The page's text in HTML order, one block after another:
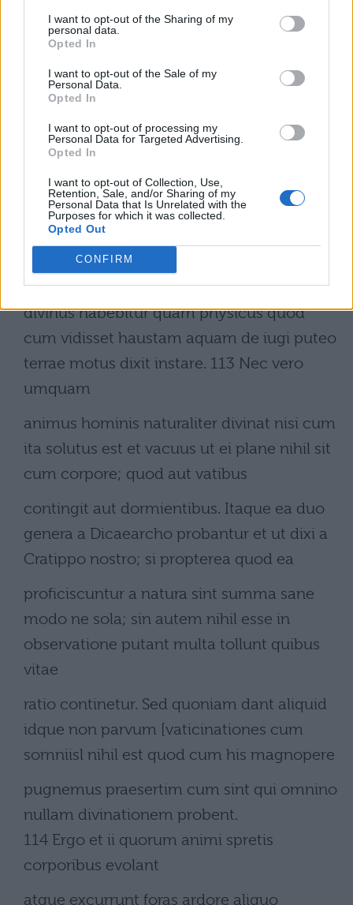
I want to opt-out of the Sharing of my
personal data.
Opted In
I want to opt-out of the Sale of my
Personal Data.
Opted In
I want to opt-out of processing my
Personal Data for Targeted Advertising.
Opted In
I want to opt-out of Collection, Use,
Retention, Sale, and/or Sharing of my
Personal Data that Is Unrelated with the
Purposes for which it was collected.
Opted Out
CONFIRM
quidem qua ab Anaximandro physico
Lacedaemonii sunt ut urbem et tecta
quod terrae motus instaret tum cum et
corruit et e monte Taygeto extrema
[montis] quasi puppis avolsa est. Ne
Pherecydes quidem ille Pythagorae
magister potius
divinus habebitur quam physicus quod
cum vidisset haustam aquam de iugi puteo
terrae motus dixit instare. 113 Nec vero
umquam
animus hominis naturaliter divinat nisi cum
ita solutus est et vacuus ut ei plane nihil sit
cum corpore; quod aut vatibus
contingit aut dormientibus. Itaque ea duo
genera a Dicaearcho probantur et ut dixi a
Cratippo nostro; si propterea quod ea
proficiscuntur a natura sint summa sane
modo ne sola; sin autem nihil esse in
observatione putant multa tollunt quibus
vitae
ratio continetur. Sed quoniam dant aliquid
idque non parvum [vaticinationes cum
somniisl nihil est quod cum his magnopere
pugnemus praesertim cum sint qui omnino
nullam divinationem probent.
114 Ergo et ii quorum animi spretis
corporibus evolant
atque excurrunt foras ardore aliquo